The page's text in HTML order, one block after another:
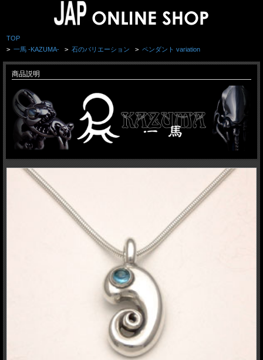
TOP
> 一馬 -KAZUMA- > 石のバリエーション > ペンダント variation
商品説明